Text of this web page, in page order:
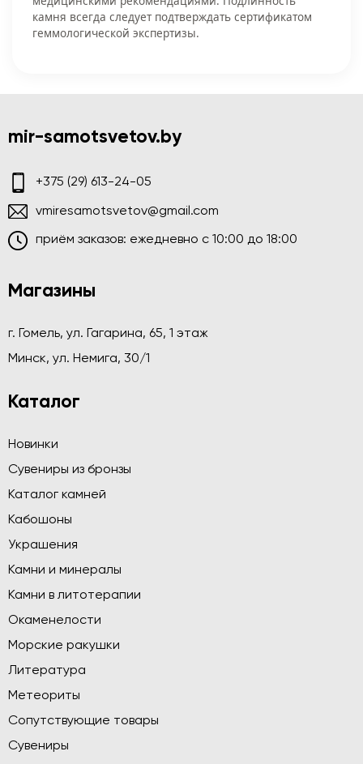
камня всегда следует подтверждать сертификатом
геммологической экспертизы.
mir-samotsvetov.by
+375 (29) 613-24-05
vmiresamotsvetov@gmail.com
приём заказов: ежедневно c 10:00 до 18:00
Магазины
г. Гомель, ул. Гагарина, 65, 1 этаж
Минск, ул. Немига, 30/1
Каталог
Новинки
Сувениры из бронзы
Каталог камней
Кабошоны
Украшения
Камни и минералы
Камни в литотерапии
Окаменелости
Морские ракушки
Литература
Метеориты
Сопутствующие товары
Сувениры